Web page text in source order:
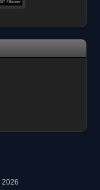
2026